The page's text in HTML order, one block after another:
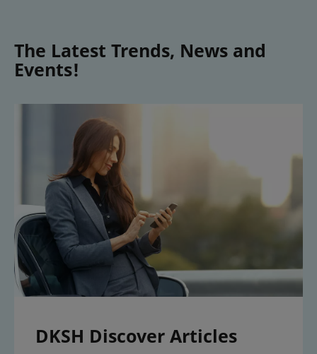
The Latest Trends, News and
Events!
DKSH Discover Articles